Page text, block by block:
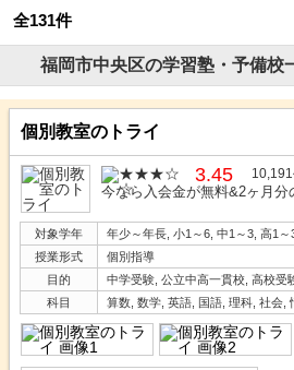
全131件
福岡市中央区の学習塾・予備校
個別教室のトライ
3.45 10,191
今なら入会金が無料&2ヶ月分
対象学年
年少～年長, 小1～6, 中1～3, 高1～
授業形式
個別指導
目的
中学受験, 公立中高一貫校, 高校受
科目
算数, 数学, 英語, 国語, 理科, 社会,